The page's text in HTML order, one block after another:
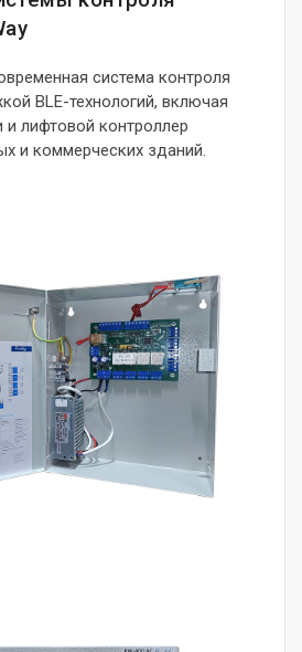
система контроля
BLE-технологий, включая
и лифтовой контроллер
и коммерческих зданий.